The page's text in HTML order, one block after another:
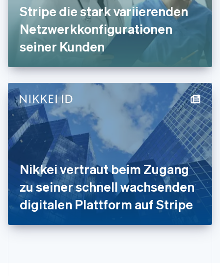
Stripe die stark variierenden
Netzwerkkonfigurationen
seiner Kunden
Nikkei vertraut beim Zugang
zu seiner schnell wachsenden
digitalen Plattform auf Stripe
Indien
English
Irland
English
Japan
日本語English
Kanada
EnglishFrançais
Kroatien
EnglishItaliano
Lettland
English
Liechtenstein
Deutsch English
Litauen
English
Luxemburg
FrançaisDeutschEnglish
Malaysia
Malta